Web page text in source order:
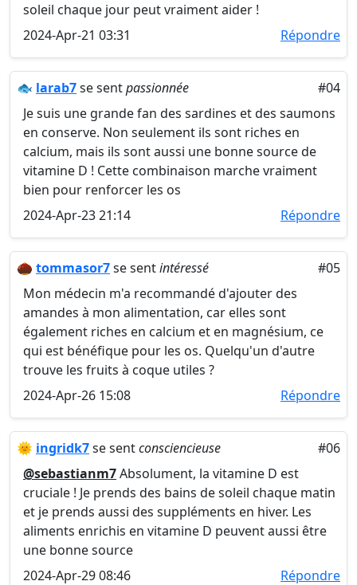
soleil chaque jour peut vraiment aider !
2024-Apr-21 03:31
Répondre
🐟 larab7se sentpassionnée
#04
Je suis une grande fan des sardines et des saumons
en conserve. Non seulement ils sont riches en
calcium, mais ils sont aussi une bonne source de
vitamine D ! Cette combinaison marche vraiment
bien pour renforcer les os
2024-Apr-23 21:14
Répondre
🌰 tommasor7se sentintéressé
#05
Mon médecin m'a recommandé d'ajouter des
amandes à mon alimentation, car elles sont
également riches en calcium et en magnésium, ce
qui est bénéfique pour les os. Quelqu'un d'autre
trouve les fruits à coque utiles ?
2024-Apr-26 15:08
Répondre
🌞 ingridk7se sentconsciencieuse
#06
@sebastianm7Absolument, la vitamine D est
cruciale ! Je prends des bains de soleil chaque matin
et je prends aussi des suppléments en hiver. Les
aliments enrichis en vitamine D peuvent aussi être
une bonne source
2024-Apr-29 08:46
Répondre